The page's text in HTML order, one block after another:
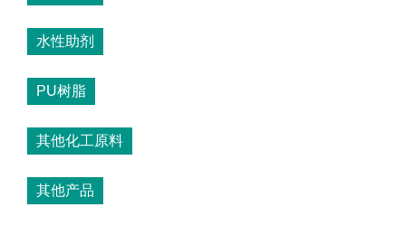
水性助剂
PU树脂
其他化工原料
其他产品